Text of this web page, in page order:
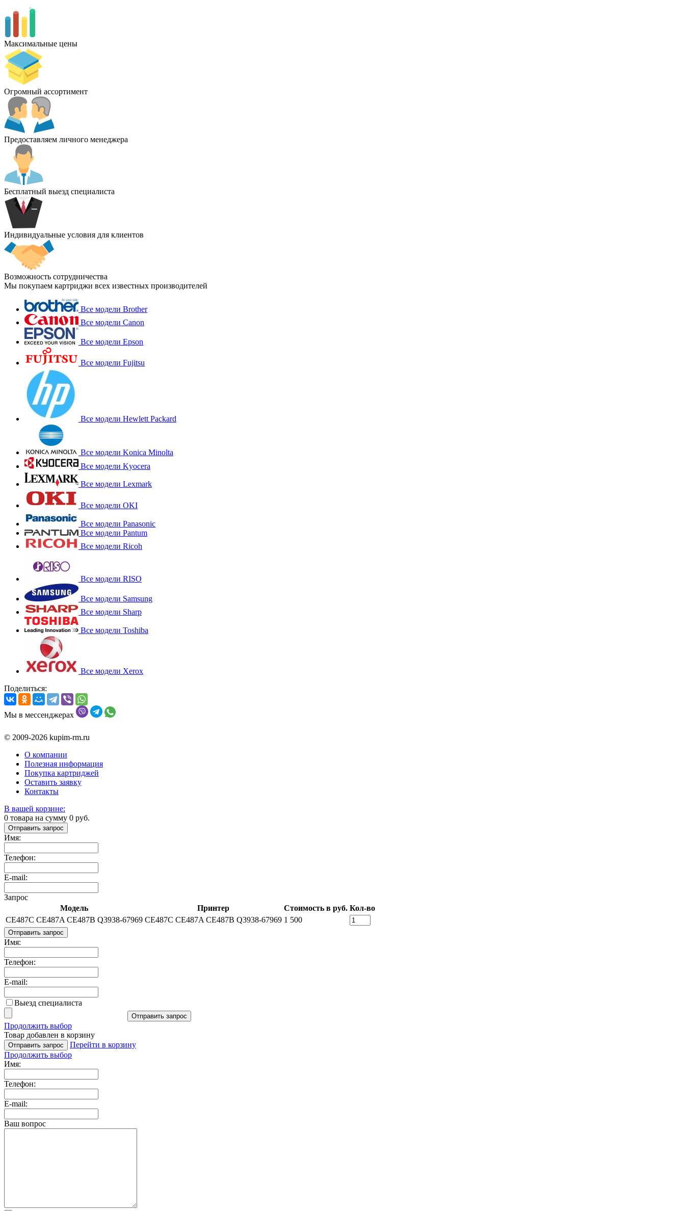
Максимальные цены
Огромный ассортимент
Предоставляем личного менеджера
Бесплатный выезд специалиста
Индивидуальные условия для клиентов
Возможность сотрудничества
Мы покупаем картриджи всех известных производителей
Все модели Brother
Все модели Canon
Все модели Epson
Все модели Fujitsu
Все модели Hewlett Packard
Все модели Konica Minolta
Все модели Kyocera
Все модели Lexmark
Все модели OKI
Все модели Panasonic
Все модели Pantum
Все модели Ricoh
Все модели RISO
Все модели Samsung
Все модели Sharp
Все модели Toshiba
Все модели Xerox
Поделиться:
Мы в мессенджерах
© 2009-2026 kupim-rm.ru
О компании
Полезная информация
Покупка картриджей
Оставить заявку
Контакты
В вашей корзине:
0 товара на сумму 0 руб.
Отправить запрос
Имя:
Телефон:
E-mail:
Запрос
Модель
Принтер Стоимость в руб. Кол-во
CE487C CE487A CE487B Q3938-67969 CE487C CE487A CE487B Q3938-67969 1 500
Отправить запрос
Имя:
Телефон:
E-mail:
Выезд специалиста
Отправить запрос
Продолжить выбор
Товар добавлен в корзину
Отправить запрос
Перейти в корзину
Продолжить выбор
Имя:
Телефон:
E-mail:
Ваш вопрос